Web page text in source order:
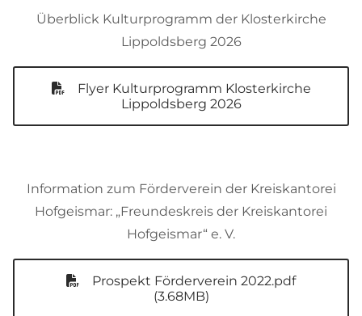
Überblick Kulturprogramm der Klosterkirche
Lippoldsberg 2026
Flyer Kulturprogramm Klosterkirche
Lippoldsberg 2026
Information zum Förderverein der Kreiskantorei
Hofgeismar: „Freundeskreis der Kreiskantorei
Hofgeismar“ e. V.
Prospekt Förderverein 2022.pdf
(3.68MB)